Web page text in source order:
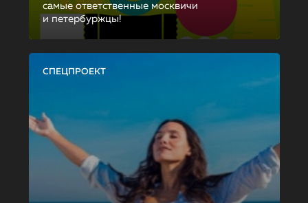
самые ответственные москвичи
и петербуржцы!
СПЕЦПРОЕКТ